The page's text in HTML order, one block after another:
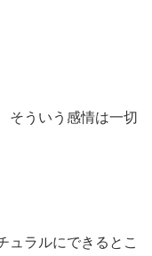
そういう感情は一切
ュラルにできるとこ